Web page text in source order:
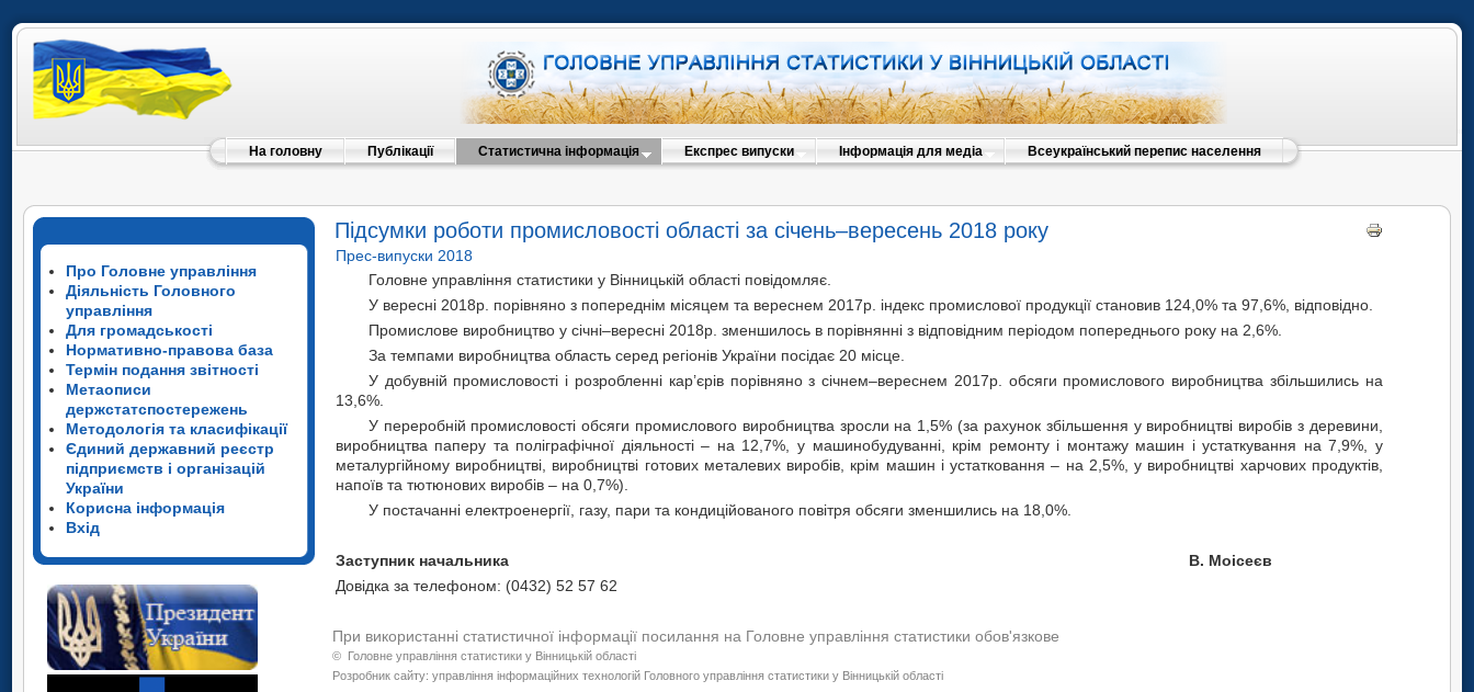
На головну Публікації Статистична інформація Експрес випуски Інформація для медіа Всеукраїнський перепис населення
Про Головне управління
Діяльність Головного
управління
Для громадськості
Нормативно-правова база
Термін подання звітності
Метаописи
держстатспостережень
Методологія та класифікації
Єдиний державний реєстр
підприємств і організацій
України
Корисна інформація
Вхід
Підсумки роботи промисловості області за січень–вересень 2018 року
Прес-випуски 2018
Головне управління статистики у Вінницькій області повідомляє.
У вересні 2018р. порівняно з попереднім місяцем та вереснем 2017р. індекс промислової продукції становив 124,0% та 97,6%, відповідно.
Промислове виробництво у січні–вересні 2018р. зменшилось в порівнянні з відповідним періодом попереднього року на 2,6%.
За темпами виробництва область серед регіонів України посідає 20 місце.
У добувній промисловості і розробленні кар’єрів порівняно з січнем–вереснем 2017р. обсяги промислового виробництва збільшились на
13,6%.
У переробній промисловості обсяги промислового виробництва зросли на 1,5% (за рахунок збільшення у виробництві виробів з деревини,
виробництва паперу та поліграфічної діяльності – на 12,7%, у машинобудуванні, крім ремонту і монтажу машин і устаткування на 7,9%, у
металургійному виробництві, виробництві готових металевих виробів, крім машин і устатковання – на 2,5%, у виробництві харчових продуктів,
напоїв та тютюнових виробів – на 0,7%).
У постачанні електроенергії, газу, пари та кондиційованого повітря обсяги зменшились на 18,0%.
Заступник начальника В. Моісеєв
Довідка за телефоном: (0432) 52 57 62
При використанні статистичної інформації посилання на Головне управління статистики обов'язкове
© Головне управління статистики у Вінницькій області
Розробник сайту: управління інформаційних технологій Головного управління статистики у Вінницькій області